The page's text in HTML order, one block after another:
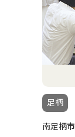
足柄
南足柄市